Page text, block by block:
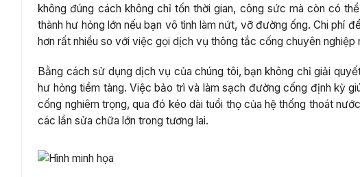
không đúng cách không chỉ tốn thời gian, công sức mà còn có
thành hư hỏng lớn nếu bạn vô tình làm nứt, vỡ đường ống. Chi phí
hơn rất nhiều so với việc gọi dịch vụ thông tắc cống chuyên nghiệp
Bằng cách sử dụng dịch vụ của chúng tôi, bạn không chỉ giải
hư hỏng tiềm tàng. Việc bảo trì và làm sạch đường cống định kỳ
cống nghiêm trọng, qua đó kéo dài tuổi thọ của hệ thống thoát
các lần sửa chữa lớn trong tương lai.